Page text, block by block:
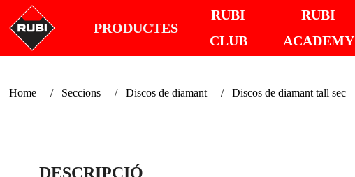
PRODUCTES
RUBI
CLUB
RUBI
ACADEMY
Home Seccions Discos de diamant Discos de diamant tall sec
DESCRIPCIÓ